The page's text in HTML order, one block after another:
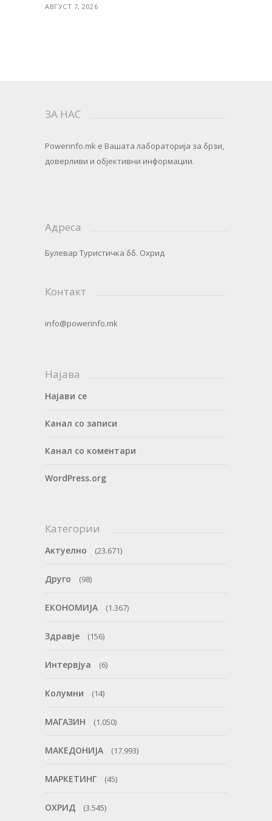
АВГУСТ 7, 2026
ЗА НАС
Powerinfo.mk e Вашата лабораторија за брзи,
доверливи и објективни информации.
Адреса
Булевар Туристичка бб. Охрид
Контакт
info@powerinfo.mk
Најава
Најави се
Канал со записи
Канал со коментари
WordPress.org
Категории
Актуелно (23.671)
Друго (98)
ЕКОНОМИЈА (1.367)
Здравје (156)
Интервјуа (6)
Колумни (14)
МАГАЗИН (1.050)
МАКЕДОНИЈА (17.993)
МАРКЕТИНГ (45)
ОХРИД (3.545)